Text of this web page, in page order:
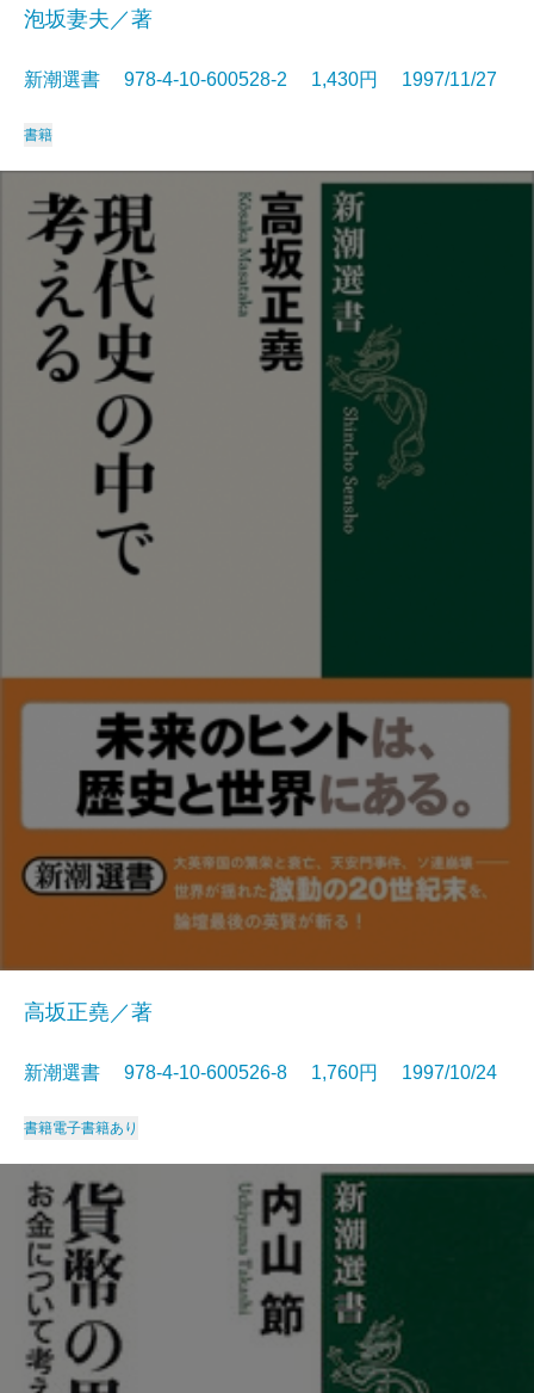
泡坂妻夫／著
新潮選書 978-4-10-600528-2 1,430円 1997/11/27
書籍
高坂正堯／著
新潮選書 978-4-10-600526-8 1,760円 1997/10/24
書籍電子書籍あり